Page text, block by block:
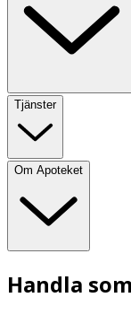
Tjänster
Om Apoteket
Handla